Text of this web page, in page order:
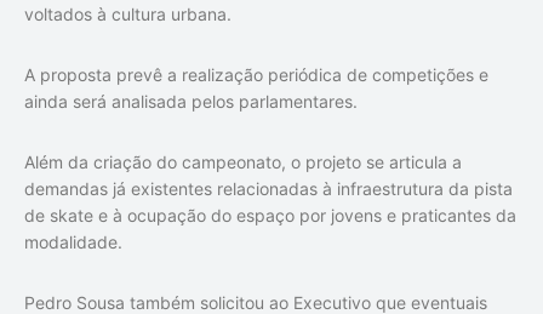
voltados à cultura urbana.
A proposta prevê a realização periódica de competições e
ainda será analisada pelos parlamentares.
Além da criação do campeonato, o projeto se articula a
demandas já existentes relacionadas à infraestrutura da pista
de skate e à ocupação do espaço por jovens e praticantes da
modalidade.
Pedro Sousa também solicitou ao Executivo que eventuais